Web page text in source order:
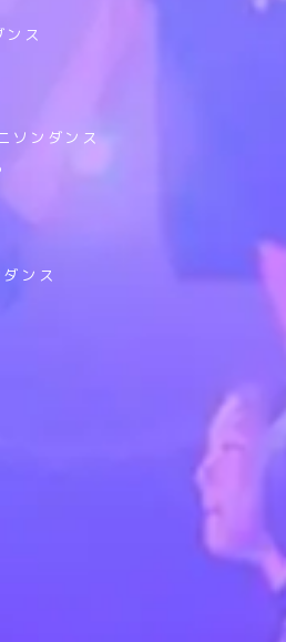
ス
ソンダンス
ンス